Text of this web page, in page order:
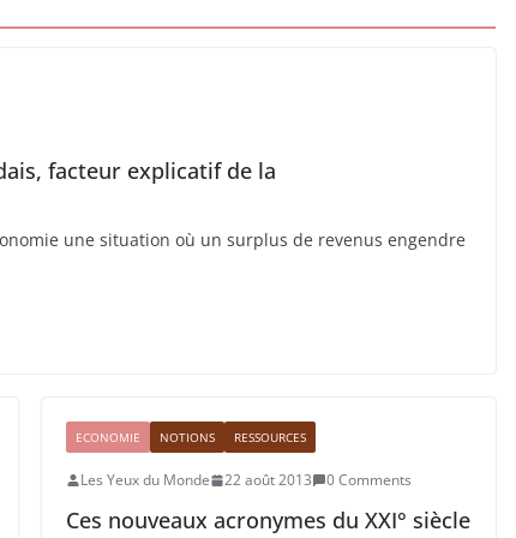
facteur explicatif de la
une situation où un surplus de revenus engendre
ECONOMIE NOTIONS RESSOURCES
Les Yeux du Monde 22 août 2013 0 Comments
Ces nouveaux acronymes du XXI° siècle